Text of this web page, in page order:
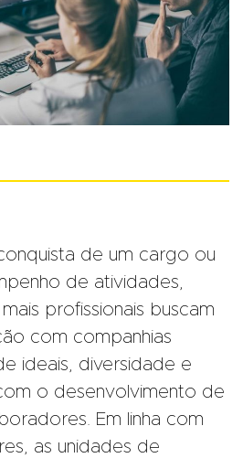
de um cargo ou
de atividades,
profissionais buscam
com companhias
ideais, diversidade e
o desenvolvimento de
Em linha com
as unidades de